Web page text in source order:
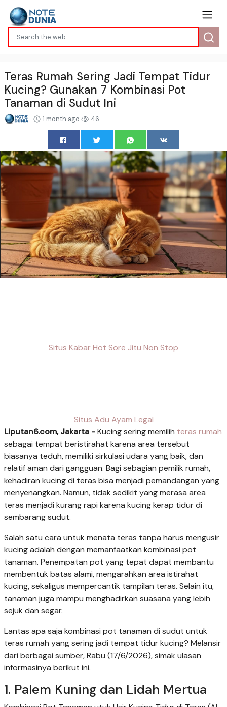
Teras Rumah Sering Jadi Tempat Tidur
Kucing? Gunakan 7 Kombinasi Pot
Tanaman di Sudut Ini
1 month ago 46
Situs Kabar Hot Sore Jitu Non Stop
Situs Adu Ayam Legal
Liputan6.com, Jakarta -Kucing sering memilih teras rumah
sebagai tempat beristirahat karena area tersebut
biasanya teduh, memiliki sirkulasi udara yang baik, dan
relatif aman dari gangguan. Bagi sebagian pemilik rumah,
kehadiran kucing di teras bisa menjadi pemandangan yang
menyenangkan. Namun, tidak sedikit yang merasa area
teras menjadi kurang rapi karena kucing kerap tidur di
sembarang sudut.
Salah satu cara untuk menata teras tanpa harus mengusir
kucing adalah dengan memanfaatkan kombinasi pot
tanaman. Penempatan pot yang tepat dapat membantu
membentuk batas alami, mengarahkan area istirahat
kucing, sekaligus mempercantik tampilan teras. Selain itu,
tanaman juga mampu menghadirkan suasana yang lebih
sejuk dan segar.
Lantas apa saja kombinasi pot tanaman di sudut untuk
teras rumah yang sering jadi tempat tidur kucing? Melansir
dari berbagai sumber, Rabu (17/6/2026), simak ulasan
informasinya berikut ini.
1. Palem Kuning dan Lidah Mertua